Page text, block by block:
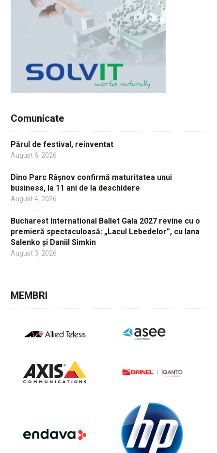
Comunicate
Părul de festival, reinventat
August 6, 2026
Dino Parc Râșnov confirmă maturitatea unui
business, la 11 ani de la deschidere
August 4, 2026
Bucharest International Ballet Gala 2027 revine cu o
premieră spectaculoasă: „Lacul Lebedelor”, cu Iana
Salenko și Daniil Simkin
August 3, 2026
MEMBRI